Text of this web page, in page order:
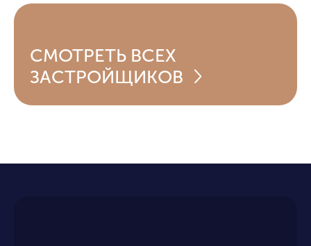
СМОТРЕТЬ ВСЕХ
ЗАСТРОЙЩИКОВ